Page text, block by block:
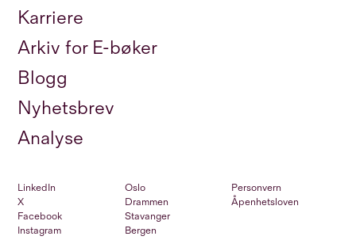
Karriere
Arkiv for E-bøker
Blogg
Nyhetsbrev
Analyse
LinkedIn
X
Facebook
Instagram
Oslo
Drammen
Stavanger
Bergen
Personvern
Åpenhetsloven